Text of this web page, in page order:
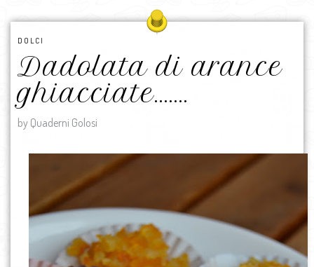
DOLCI
Dadolata di arance
ghiacciate…….
by Quaderni Golosi